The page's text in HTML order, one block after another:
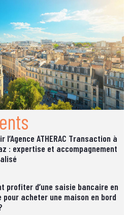
l’Agence ATHERAC Transaction à
: expertise et accompagnement
profiter d’une saisie bancaire en
pour acheter une maison en bord